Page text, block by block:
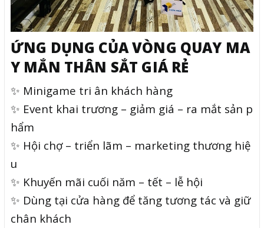
ỨNG DỤNG CỦA VÒNG QUAY MA
Y MẮN THÂN SẮT GIÁ RẺ
✨ Minigame tri ân khách hàng
✨ Event khai trương – giảm giá – ra mắt sản p
hẩm
✨ Hội chợ – triển lãm – marketing thương hiệ
u
✨ Khuyến mãi cuối năm – tết – lễ hội
✨ Dùng tại cửa hàng để tăng tương tác và giữ
chân khách